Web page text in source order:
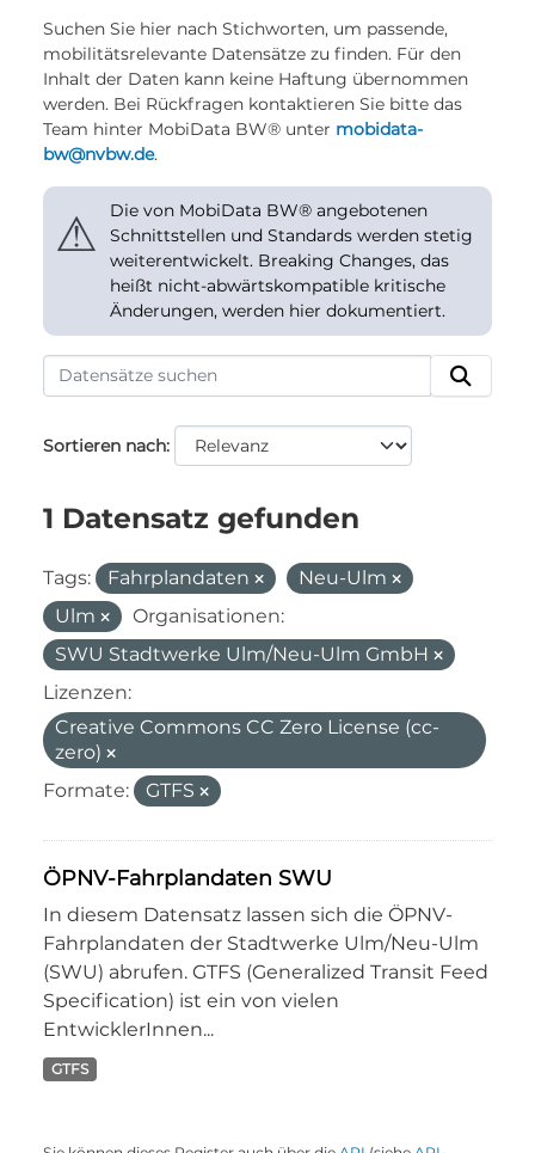
Suchen Sie hier nach Stichworten, um passende,
mobilitätsrelevante Datensätze zu finden. Für den
Inhalt der Daten kann keine Haftung übernommen
werden. Bei Rückfragen kontaktieren Sie bitte das
Team hinter MobiData BW® unter mobidata-
bw@nvbw.de.
⚠
Die von MobiData BW® angebotenen
Schnittstellen und Standards werden stetig
weiterentwickelt. Breaking Changes, das
heißt nicht-abwärtskompatible kritische
Änderungen, werden hier dokumentiert.
Sortieren nach
1 Datensatz gefunden
Tags: Fahrplandaten
Neu-Ulm
Ulm
Organisationen:
SWU Stadtwerke Ulm/Neu-Ulm GmbH
Lizenzen:
Creative Commons CC Zero License (cc-
zero)
Formate:
GTFS
ÖPNV-Fahrplandaten SWU
In diesem Datensatz lassen sich die ÖPNV-
Fahrplandaten der Stadtwerke Ulm/Neu-Ulm
(SWU) abrufen. GTFS (Generalized Transit Feed
Specification) ist ein von vielen
EntwicklerInnen...
GTFS